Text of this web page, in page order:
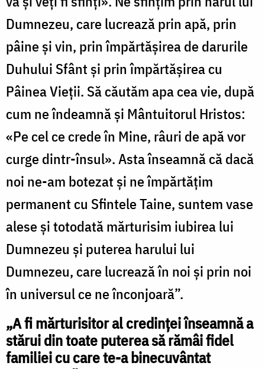
Dumnezeu, care lucrează prin apă, prin
pâine și vin, prin împărtășirea de darurile
Duhului Sfânt și prin împărtășirea cu
Pâinea Vieții. Să căutăm apa cea vie, după
cum ne îndeamnă și Mântuitorul Hristos:
«Pe cel ce crede în Mine, râuri de apă vor
curge dintr-însul». Asta înseamnă că dacă
noi ne-am botezat și ne împărtățim
permanent cu Sfintele Taine, suntem vase
alese și totodată mărturisim iubirea lui
Dumnezeu și puterea harului lui
Dumnezeu, care lucrează în noi și prin noi
în universul ce ne înconjoară”.
„A fi mărturisitor al credinței înseamnă a
stărui din toate puterea să rămâi fidel
familiei cu care te-a binecuvântat